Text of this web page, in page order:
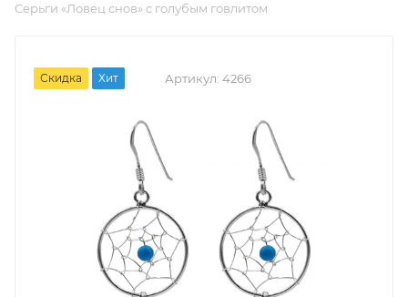
Серьги «Ловец снов» с голубым говлитом
Скидка Хит Артикул: 4266